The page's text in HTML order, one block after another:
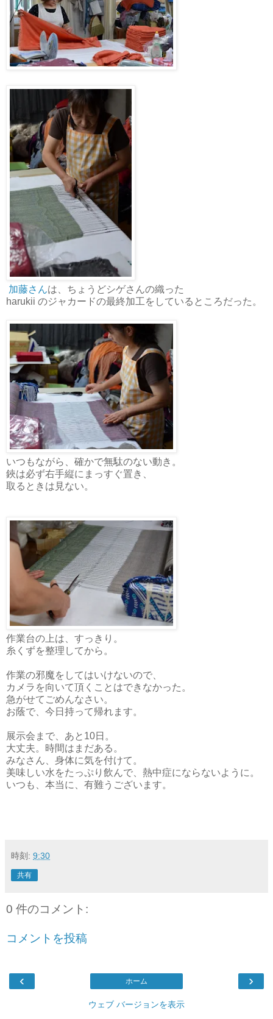
加藤さんは、ちょうどシゲさんの織った
harukii のジャカードの最終加工をしているところだった。
いつもながら、確かで無駄のない動き。
鋏は必ず右手縦にまっすぐ置き、
取るときは見ない。
作業台の上は、すっきり。
糸くずを整理してから。
作業の邪魔をしてはいけないので、
カメラを向いて頂くことはできなかった。
急がせてごめんなさい。
お蔭で、今日持って帰れます。
展示会まで、あと10日。
大丈夫。時間はまだある。
みなさん、身体に気を付けて。
美味しい水をたっぷり飲んで、熱中症にならないように。
いつも、本当に、有難うございます。
時刻: 9:30
共有
0 件のコメント:
コメントを投稿
‹ ›
ホーム
ウェブ バージョンを表示